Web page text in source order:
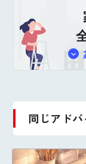
同じアド